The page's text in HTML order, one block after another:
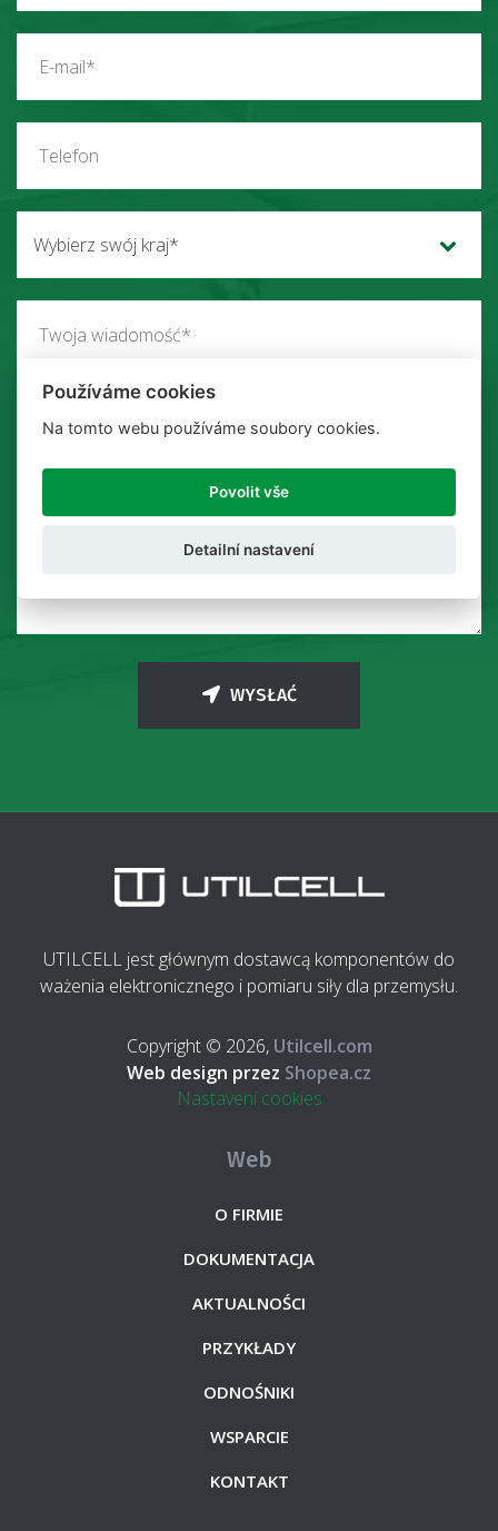
Wybierz swój kraj*
WYSŁAĆ
UTILCELL jest głównym dostawcą komponentów do
ważenia elektronicznego i pomiaru siły dla przemysłu.
Copyright © 2026, Utilcell.com
Web design przez Shopea.cz
Nastavení cookies
Web
O FIRMIE
DOKUMENTACJA
AKTUALNOŚCI
PRZYKŁADY
ODNOŚNIKI
WSPARCIE
KONTAKT
Používáme cookies
Na tomto webu používáme soubory cookies.
Povolit vše
Detailní nastavení